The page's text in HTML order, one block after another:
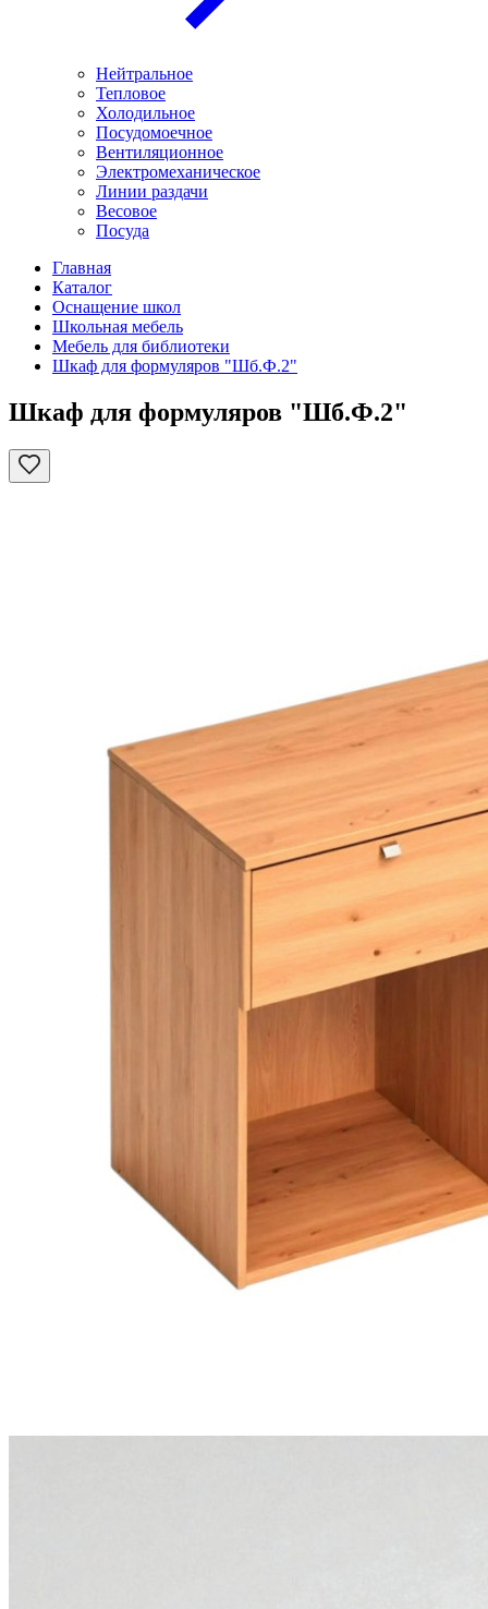
Нейтральное
Тепловое
Холодильное
Посудомоечное
Вентиляционное
Электромеханическое
Линии раздачи
Весовое
Посуда
Главная
Каталог
Оснащение школ
Школьная мебель
Мебель для библиотеки
Шкаф для формуляров "Шб.Ф.2"
Шкаф для формуляров "Шб.Ф.2"